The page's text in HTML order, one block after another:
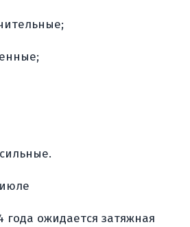
ожидается затяжная